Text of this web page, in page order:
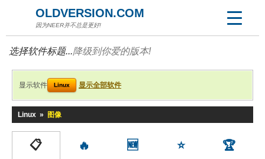
OLDVERSION.COM
因为NEER并不总是更好!
选择软件标题...降级到你爱的版本!
显示软件 Linux 显示全部软件
Linux » 图像
📋 🔥 🆕 ⭐ 🏆